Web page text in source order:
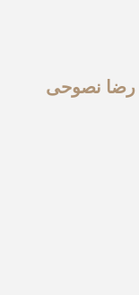
رضا نصوحی